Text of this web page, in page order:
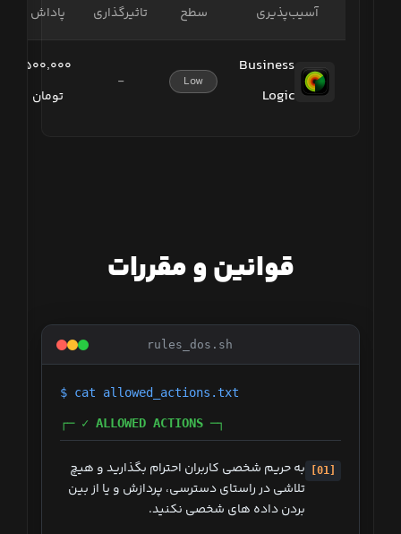
آسیب‌پذیری سطح تاثیرگذاری پاداش
Business
Logic
Low
-
۵۰۰٬۰۰۰
تومان
قوانین و مقررات
rules_dos.sh
$ cat allowed_actions.txt
┌─ ✓ ALLOWED ACTIONS ─┐
به حریم شخصی کاربران احترام بگذارید و هیچ
تلاشی در راستای دسترسی، پردازش و یا از بین
بردن داده های شخصی نکنید.